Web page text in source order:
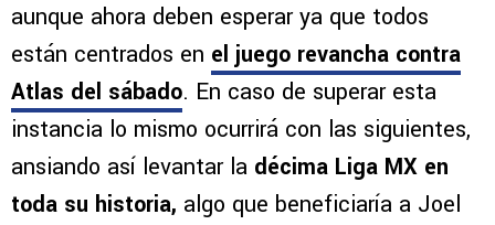
aunque ahora deben esperar ya que todos
están centrados en el juego revancha contra
Atlas del sábado. En caso de superar esta
instancia lo mismo ocurrirá con las siguientes,
ansiando así levantar la décima Liga MX en
toda su historia, algo que beneficiaría a Joel